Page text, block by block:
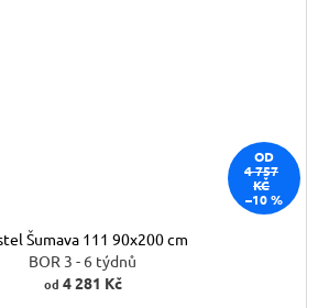
OD
4 757
KČ
–10 %
Šumava 111 90x200 cm
BOR 3 - 6 týdnů
od 4 281 Kč